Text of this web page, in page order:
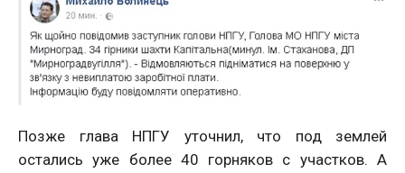
Позже глава НПГУ уточнил, что под землей
остались уже более 40 горняков с участков. А